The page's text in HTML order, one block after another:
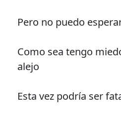
Pero no puedo
Como sea tengo
alejo
Esta vez podría ser